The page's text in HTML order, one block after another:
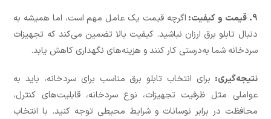
9. قیمت و کیفیت:
اگرچه قیمت یک عامل مهم است، اما همیشه به
دنبال تابلو برق ارزان نباشید. کیفیت بالا تضمین می‌کند که تجهیزات
سردخانه شما به‌درستی کار کنند و هزینه‌های نگهداری کاهش یابد.
نتیجه‌گیری: برای انتخاب تابلو برق مناسب برای سردخانه، باید به
عواملی مثل ظرفیت تجهیزات، نوع سردخانه، قابلیت‌های کنترل،
محافظت در برابر نوسانات و شرایط محیطی توجه کنید. با انتخاب